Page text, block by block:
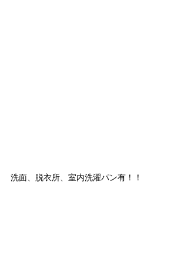
洗面、脱衣所、室内洗濯パン有！！